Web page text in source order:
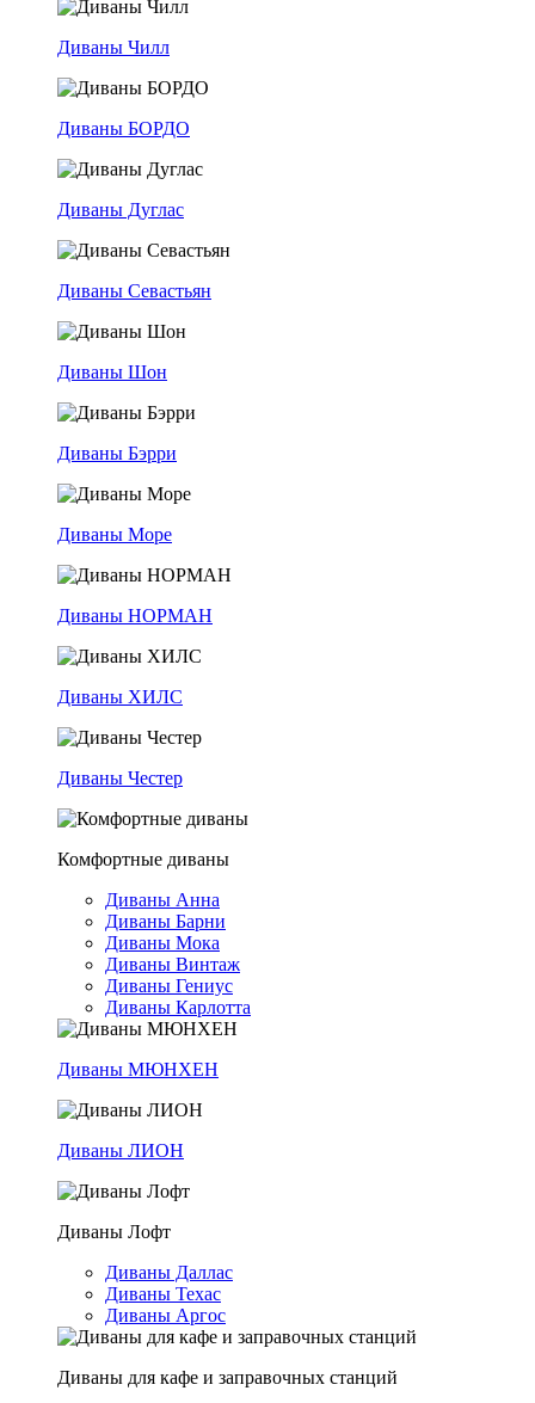
Диваны Чилл
Диваны БОРДО
Диваны Дуглас
Диваны Севастьян
Диваны Шон
Диваны Бэрри
Диваны Море
Диваны НОРМАН
Диваны ХИЛС
Диваны Честер
Комфортные диваны
Диваны Анна
Диваны Барни
Диваны Мока
Диваны Винтаж
Диваны Гениус
Диваны Карлотта
Диваны МЮНХЕН
Диваны ЛИОН
Диваны Лофт
Диваны Даллас
Диваны Техас
Диваны Аргос
Диваны для кафе и заправочных станций